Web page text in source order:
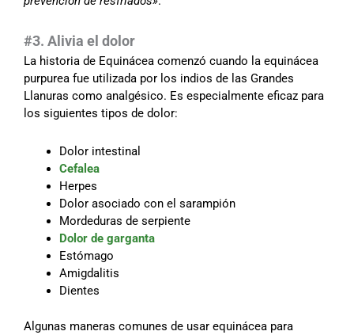
#3. Alivia el dolor
La historia de Equinácea comenzó cuando la equinácea
purpurea fue utilizada por los indios de las Grandes
Llanuras como analgésico. Es especialmente eficaz para
los siguientes tipos de dolor:
Dolor intestinal
Cefalea
Herpes
Dolor asociado con el sarampión
Mordeduras de serpiente
Dolor de garganta
Estómago
Amigdalitis
Dientes
Algunas maneras comunes de usar equinácea para